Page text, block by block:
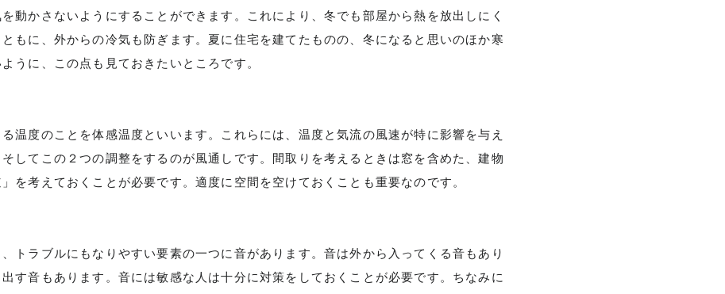
動かさないようにすることができます。これにより、冬でも部屋から熱を放出しにく
もに、外からの冷気も防ぎます。夏に住宅を建てたものの、冬になると思いのほか寒
うに、この点も見ておきたいところです。
温度のことを体感温度といいます。これらには、温度と気流の風速が特に影響を与え
してこの２つの調整をするのが風通しです。間取りを考えるときは窓を含めた、建物
を考えておくことが必要です。適度に空間を空けておくことも重要なのです。
トラブルにもなりやすい要素の一つに音があります。音は外から入ってくる音もあり
す音もあります。音には敏感な人は十分に対策をしておくことが必要です。ちなみに